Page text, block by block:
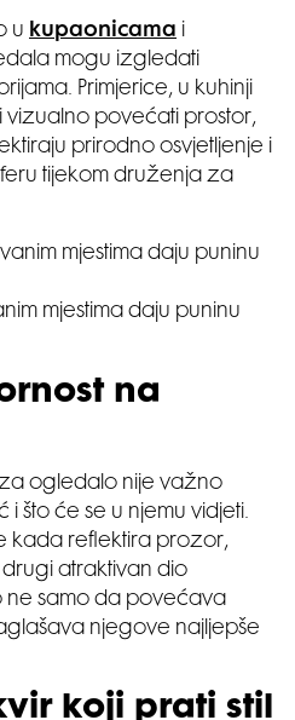
u kupaonicama
mogu izgledati
Primjerice, u kuhinji
vizualno povećati prostor,
prirodno osvjetljenje i
tijekom druženja za
mjestima daju puninu
na
za ogledalo nije važno
i što će se u njemu vidjeti.
kada reflektira prozor,
drugi atraktivan dio
ne samo da povećava
njegove najljepše
koji prati stil